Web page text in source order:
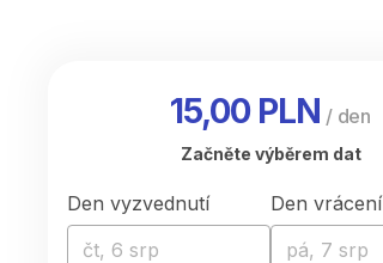
15,00 PLN / den
Začněte výběrem dat
Den vyzvednutí
čt, 6 srp
Den vrácení
pá, 7 srp